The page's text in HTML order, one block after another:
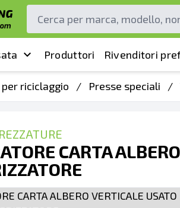
Produttori Rivenditori
per riciclaggio / Presse speciali /
CARTA